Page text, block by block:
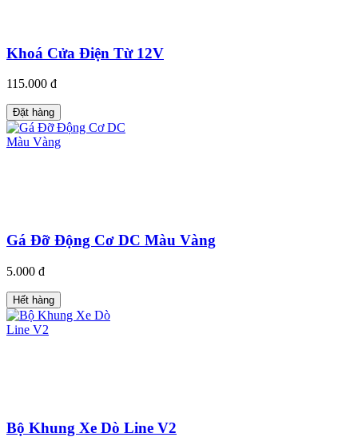
Khoá Cửa Điện Từ 12V
115.000 đ
Đặt hàng
Gá Đỡ Động Cơ DC Màu Vàng
5.000 đ
Hết hàng
Bộ Khung Xe Dò Line V2